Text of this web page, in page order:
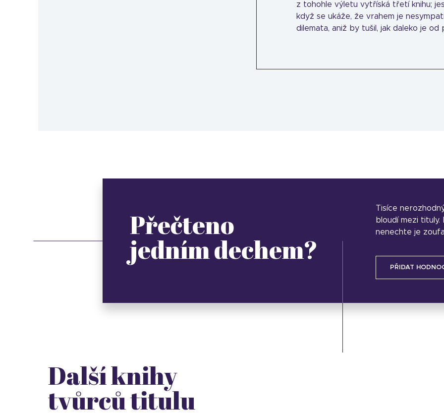
z tohohle výletu vytříská třetí knihu;
když se ukáže, že vrahem je
dilemata, aniž by tušil, jak daleko je od
Přečteno
jedním dechem?
Tisíce
bloudí mezi
nenechte je
PŘIDAT
Další knihy
tvůrců titulu